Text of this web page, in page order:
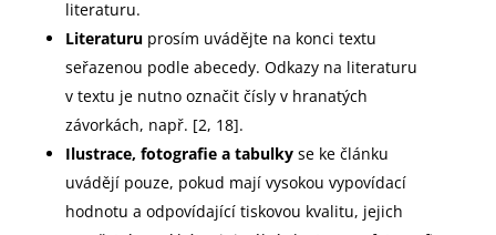
literaturu.
Literaturuprosím uvádějte na konci textu
seřazenou podle abecedy. Odkazy na literaturu
v textu je nutno označit čísly v hranatých
závorkách, např. [2, 18].
Ilustrace, fotografie a tabulkyse ke článku
uvádějí pouze, pokud mají vysokou vypovídací
hodnotu a odpovídající tiskovou kvalitu, jejich